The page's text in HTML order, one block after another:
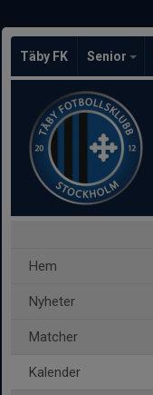
Täby FK Senior
Hem
Nyheter
Matcher
Kalender